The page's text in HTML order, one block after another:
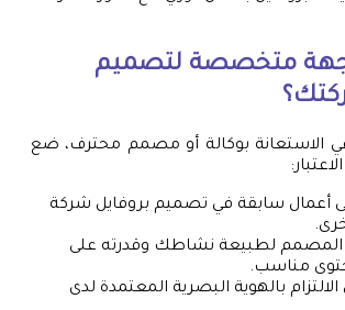
جهة متخصصة لتصميم
الاستعانة بوكالة أو مصمم محترف، ضع
أعمال سابقة في تصميم بروفايل شركة
لطبيعة نشاطك وقدرته على
مناسب.
الالتزام بالهوية البصرية المعتمدة لدى